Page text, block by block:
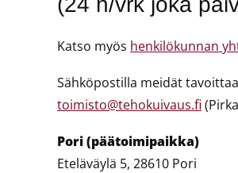
Katso myös henkilökunnan
Sähköpostilla meidät tavoittaa
toimisto@tehokuivaus.fi
Pori (päätoimipaikka)
Eteläväylä 5, 28610 Pori